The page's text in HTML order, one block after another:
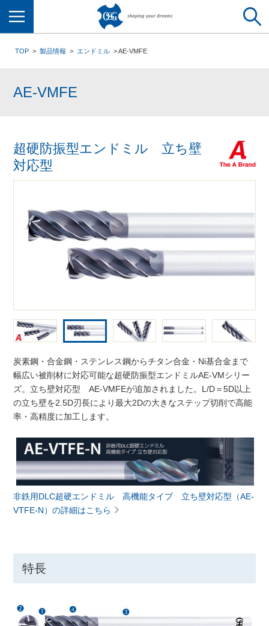
TOP 製品情報 エンドミル AE-VMFE
AE-VMFE
超硬防振型エンドミル 立ち壁
対応型
炭素鋼・合金鋼・ステンレス鋼からチタン合金・Ni基合金まで
幅広い被削材に対応可能な超硬防振型エンドミルAE-VMシリー
ズ。立ち壁対応型 AE-VMFEが追加されました。L/D＝5D以上
の立ち壁を2.5D刃長により最大2Dの大きなステップ切削で高能
率・高精度に加工します。
非鉄用DLC超硬エンドミル 高機能タイプ 立ち壁対応型（AE-
VTFE-N）の詳細はこちら
特長